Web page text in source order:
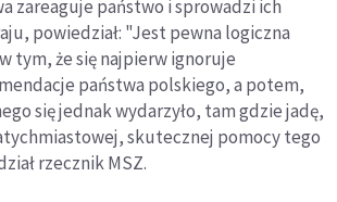
zareaguje państwo i sprowadzi ich
powiedział: "Jest pewna logiczna
tym, że się najpierw ignoruje
państwa polskiego, a potem,
się jednak wydarzyło, tam gdzie jadę,
skutecznej pomocy tego
rzecznik MSZ.